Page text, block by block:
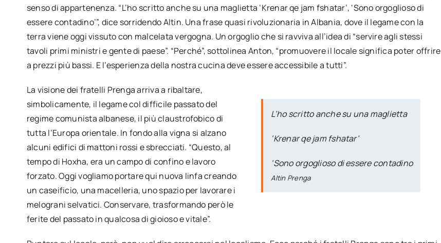
senso di appartenenza. “L’ho scritto anche su una maglietta ‘Krenar qe jam fshatar’, ‘Sono orgoglioso di
essere contadino’”, dice sorridendo Altin. Una frase quasi rivoluzionaria in Albania, dove il legame con la
terra viene oggi vissuto con malcelata vergogna. Un orgoglio che si ravviva all’idea di “servire agli stessi
tavoli primi ministri e gente di paese”. “Perché”, sottolinea Anton, “promuovere il locale significa poter offrire
a prezzi più bassi. E l’esperienza della nostra cucina deve essere accessibile a tutti”.
L’ho scritto anche su una maglietta
‘Krenar qe jam fshatar’
‘Sono orgoglioso di essere contadino
Altin Prenga
La visione dei fratelli Prenga arriva a ribaltare,
simbolicamente, il legame col difficile passato del
regime comunista albanese, il più claustrofobico di
tutta l’Europa orientale. In fondo alla vigna si alzano
alcuni edifici di mattoni rossi e sbrecciati. “Questo, al
tempo di Hoxha, era un campo di confino e lavoro
forzato. Oggi vogliamo portare qui nuova linfa creando
un caseificio, una macelleria, uno spazio per lavorare i
melograni selvatici. Conservare, trasformando però le
ferite del passato in qualcosa di gioioso e vitale”.